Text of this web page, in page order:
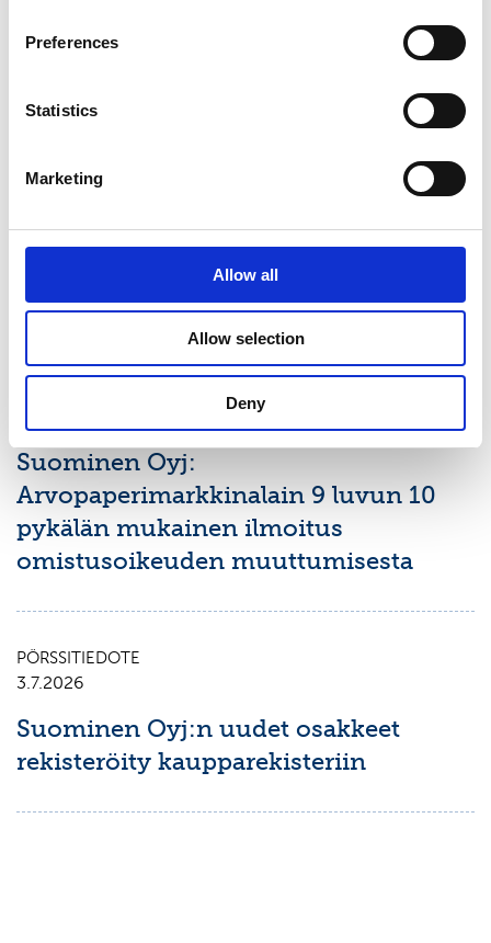
Preferences
Statistics
Marketing
Allow all
Allow selection
Deny
Suominen Oyj:n puolivuosikatsaus
1.1.-30.6.2026: Liikevaihto ja
vertailukelpoinen käyttökate paranivat
toisella vuosineljänneksellä
Suominen Oyj:
Arvopaperimarkkinalain 9 luvun 10
pykälän mukainen ilmoitus
omistusoikeuden muuttumisesta
PÖRSSITIEDOTE
3.7.2026
Suominen Oyj:n uudet osakkeet
rekisteröity kaupparekisteriin